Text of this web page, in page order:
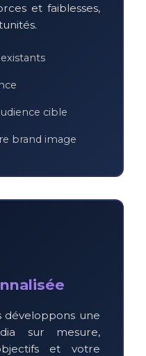
et faiblesses,
cible
brand image
développons une
sur mesure,
et votre